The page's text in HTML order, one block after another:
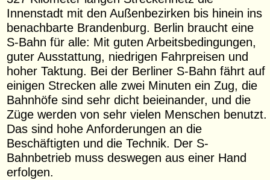
Innenstadt mit den Außenbezirken bis hinein ins
benachbarte Brandenburg. Berlin braucht eine
S-Bahn für alle: Mit guten Arbeitsbedingungen,
guter Ausstattung, niedrigen Fahrpreisen und
hoher Taktung. Bei der Berliner S-Bahn fährt auf
einigen Strecken alle zwei Minuten ein Zug, die
Bahnhöfe sind sehr dicht beieinander, und die
Züge werden von sehr vielen Menschen benutzt.
Das sind hohe Anforderungen an die
Beschäftigten und die Technik. Der S-
Bahnbetrieb muss deswegen aus einer Hand
erfolgen.